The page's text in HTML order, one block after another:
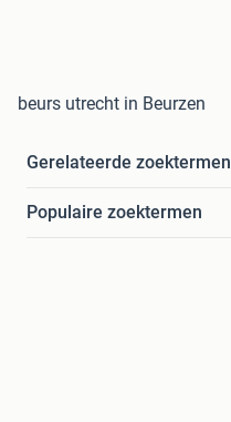
beurs utrecht in Beurzen
Gerelateerde zoektermen
Populaire zoektermen